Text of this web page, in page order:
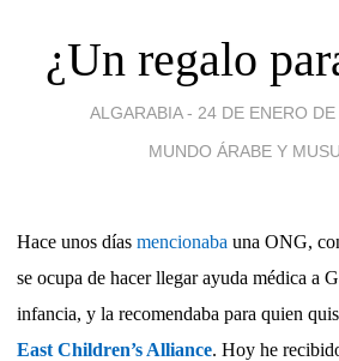
¿Un regalo
ALGARABIA - 24 DE ENERO
MUNDO ÁRABE Y
Hace unos días mencionaba una ONG,
se ocupa de hacer llegar ayuda médica a
infancia, y la recomendaba para quien
East Children’s Alliance. Hoy he